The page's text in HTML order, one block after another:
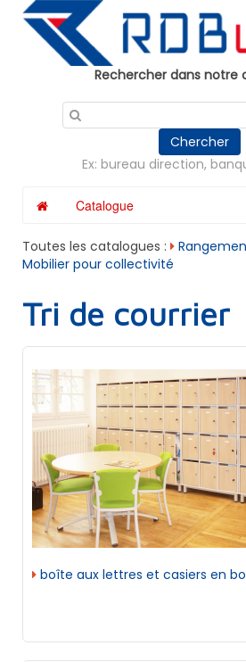
Rechercher dans notre
Chercher
Ex: bureau direction,
Catalogue
Toutes les catalogues :
Mobilier pour collectivité
Tri de courrier
boîte aux lettres et casiers en
Panneau de gestion des cookies